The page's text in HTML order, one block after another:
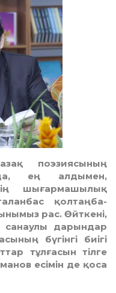
поэзиясының
ең алдымен,
шығармашылық
қолтаңба-
рас. Өйткені,
санаулы дарындар
бүгінгі биігі
тұлғасын тілге
есімін де қоса